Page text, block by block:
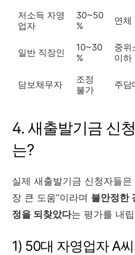
저소득 자영
업자
30~50
%
연체
일반 직장인
10~30
%
중위
이하
담보채무자
조정
불가
주담
4. 새출발기금 신
는?
실제 새출발기금 신청자들
장 큰 도움”이라며 불안정한
정을 되찾았다는 평가를 내
1) 50대 자영업자 A